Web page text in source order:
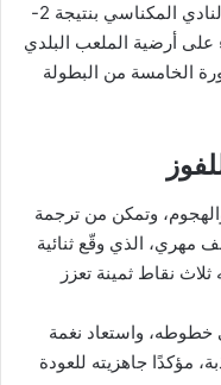
حقق نهضة بركان فوزًا مهمًا على ضيفه النادي المكناسي بنتيجة 2-
على أرضية الملعب البلدي
الخامسة من البطولة
وتمكن من ترجمة
مهري، الذي وقّع ثنائية
ليمنح فريقه ثلاث نقاط ثمينة تعزز
خطوطه، واستعاد نغمة
مؤكدًا جاهزيته للعودة